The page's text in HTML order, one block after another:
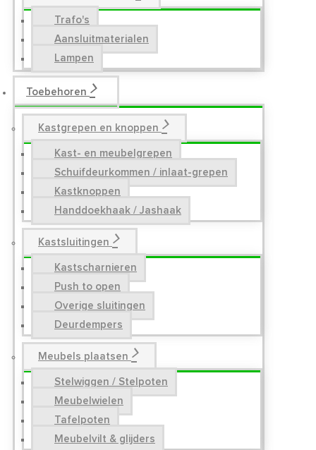
Trafo's
Aansluitmaterialen
Lampen
Toebehoren
Kastgrepen en knoppen
Kast- en meubelgrepen
Schuifdeurkommen / inlaat-grepen
Kastknoppen
Handdoekhaak / Jashaak
Kastsluitingen
Kastscharnieren
Push to open
Overige sluitingen
Deurdempers
Meubels plaatsen
Stelwiggen / Stelpoten
Meubelwielen
Tafelpoten
Meubelvilt & glijders